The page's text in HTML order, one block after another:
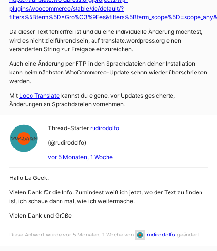
plugins/woocommerce/stable/de/default/?
Da dieser Text fehlerfrei ist und du eine individuelle Änderung möchtest,
wird es nicht zielführend sein, auf translate.wordpress.org einen
veränderten String zur Freigabe einzureichen.
Auch eine Änderung per FTP in den Sprachdateien deiner Installation
kann beim nächsten WooCommerce-Update schon wieder überschrieben
werden.
Mit Loco Translate kannst du eigene, vor Updates gesicherte,
Änderungen an Sprachdateien vornehmen.
Thread-Starter rudirodolfo
(@rudirodolfo)
vor 5 Monaten, 1 Woche
Hallo La Geek.
Vielen Dank für die Info. Zumindest weiß ich jetzt, wo der Text zu finden
ist, ich schaue dann mal, wie ich weitermache.
Vielen Dank und Grüße
Diese Antwort wurde vor 5 Monaten, 1 Woche von rudirodolfo geändert.